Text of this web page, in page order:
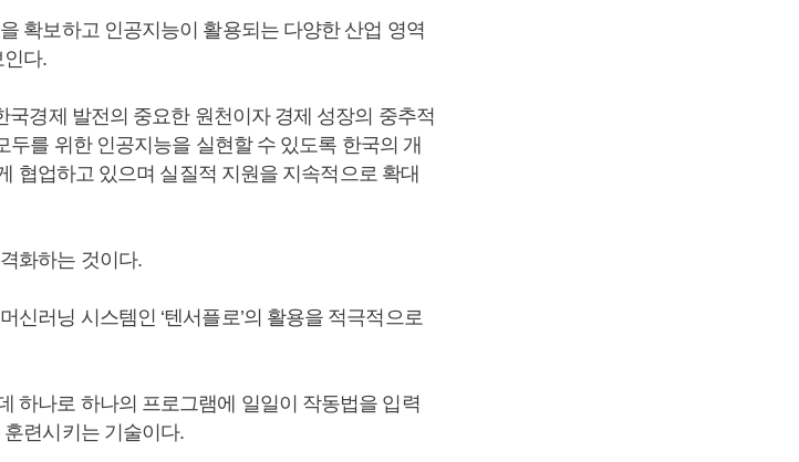
확보하고 인공지능이 활용되는 다양한 산업 영역
다.
국경제 발전의 중요한 원천이자 경제 성장의 중추적
두를 위한 인공지능을 실현할 수 있도록 한국의 개
협업하고 있으며 실질적 지원을 지속적으로 확대
화하는 것이다.
신러닝 시스템인 ‘텐서플로’의 활용을 적극적으로
하나로 하나의 프로그램에 일일이 작동법을 입력
련시키는 기술이다.